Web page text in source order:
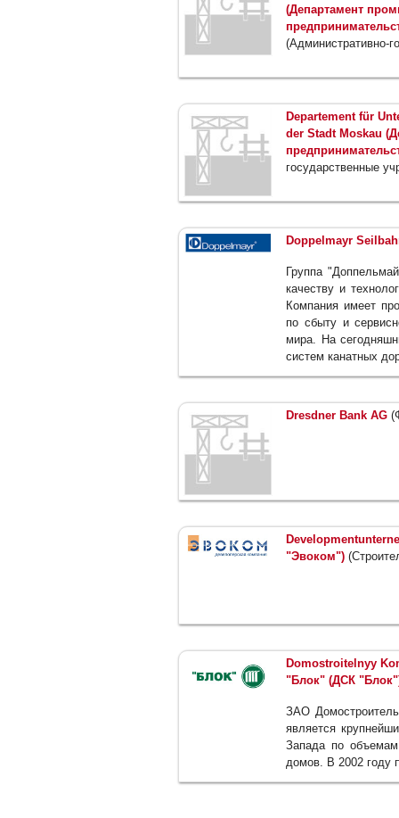
(Департамент
(Административно-
Departement für
der Stadt Moskau
государственные
Doppelmayr
Группа
качеству и
Компания имеет
по сбыту и
мира. На
систем канатных
Dresdner Bank AG
"Эвоком")
Domostroitelnyy
"Блок" (ДСК
ЗАО
является
Запада по
домов. В 2002 году